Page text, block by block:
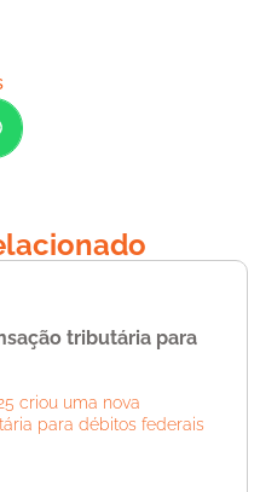
tributária para
criou uma nova
para débitos federais